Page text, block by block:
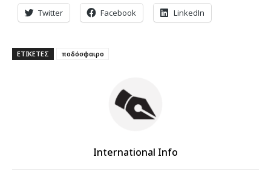
Twitter Facebook LinkedIn
ΕΤΙΚΕΤΕΣ ποδόσφαιρο
International Info